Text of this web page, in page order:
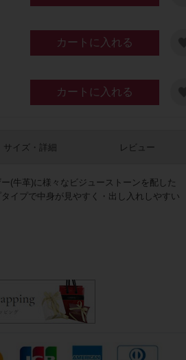
カートに入れる
カートに入れる
(牛革)に様々なビジューストーンを配した
イプで中身が見やすく・出し入れしやすい
サイズ・詳細 レビュー